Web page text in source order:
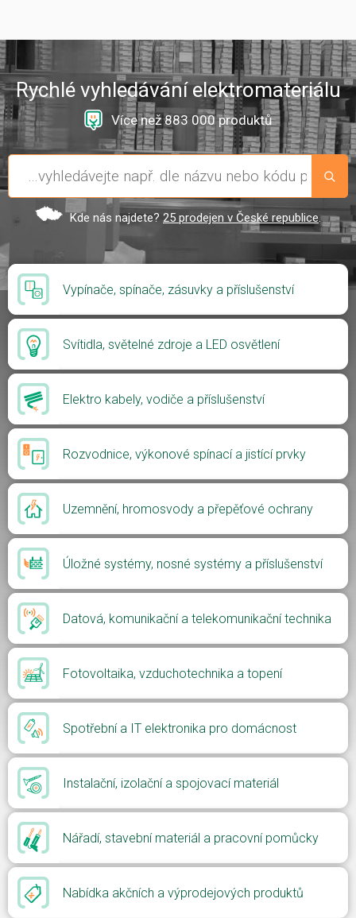
Rychlé vyhledávání elektromateriálu
Více než 883 000 produktů
Kde nás najdete? 25 prodejen v České republice.
Vypínače, spínače, zásuvky a příslušenství
Svítidla, světelné zdroje a LED osvětlení
Elektro kabely, vodiče a příslušenství
Rozvodnice, výkonové spínací a jistící prvky
Uzemnění, hromosvody a přepěťové ochrany
Úložné systémy, nosné systémy a příslušenství
Datová, komunikační a telekomunikační technika
Fotovoltaika, vzduchotechnika a topení
Spotřební a IT elektronika pro domácnost
Instalační, izolační a spojovací materiál
Nářadí, stavební materiál a pracovní pomůcky
Nabídka akčních a výprodejových produktů